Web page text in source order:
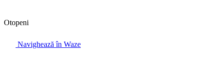
Otopeni
Navighează în Waze